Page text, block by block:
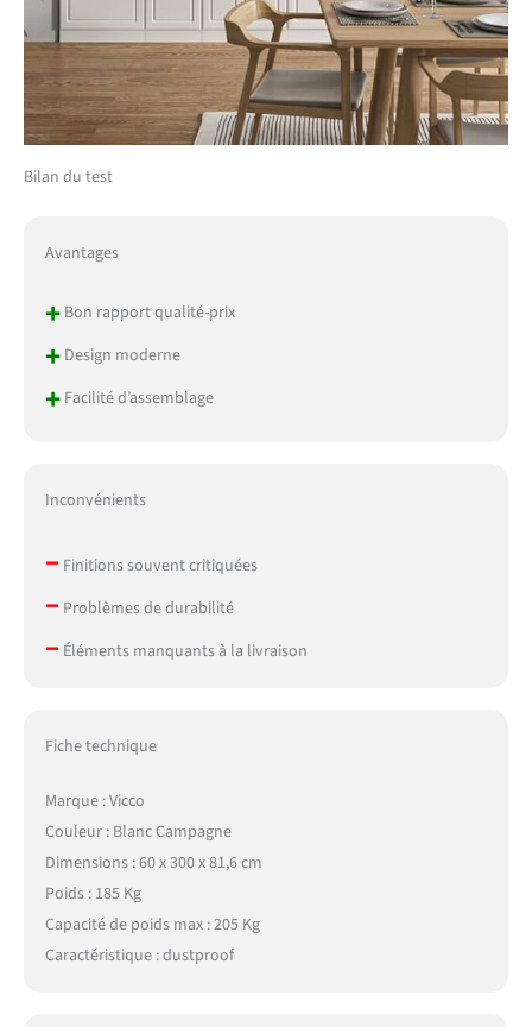
Bilan du test
Avantages
+Bon rapport qualité-prix
+Design moderne
+Facilité d’assemblage
Inconvénients
– Finitions souvent critiquées
– Problèmes de durabilité
– Éléments manquants à la livraison
Fiche technique
Marque : Vicco
Couleur : Blanc Campagne
Dimensions : 60 x 300 x 81,6 cm
Poids : 185 Kg
Capacité de poids max : 205 Kg
Caractéristique : dustproof